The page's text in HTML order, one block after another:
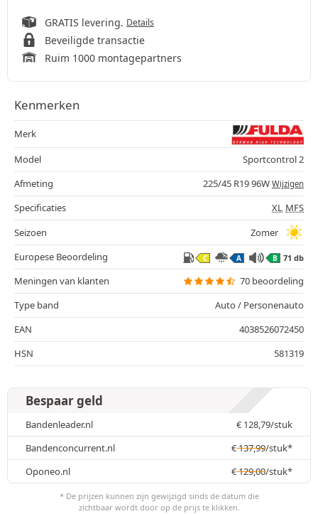
GRATIS levering. Details
Beveiligde transactie
Ruim 1000 montagepartners
Kenmerken
Merk
Model
Sportcontrol 2
Afmeting
225/45 R19 96W Wijzigen
Specificaties XL MFS
Seizoen
Zomer
Europese Beoordeling
C A B 71 db
Meningen van klanten
70 beoordeling
Type band
Auto / Personenauto
EAN
4038526072450
HSN
581319
Bespaar geld
Bandenleader.nl € 128,79/stuk
Bandenconcurrent.nl
€137,99/stuk*
Oponeo.nl
€129,00/stuk*
* De prijzen kunnen zijn gewijzigd sinds de datum die
zichtbaar wordt door op de prijs te klikken.